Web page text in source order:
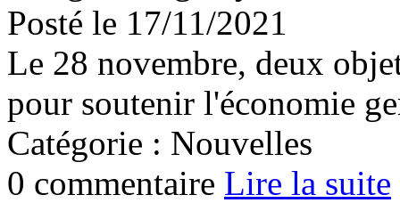
Posté le 17/11/2021
Le 28 novembre, deux
pour soutenir l'économie
Catégorie : Nouvelles
0 commentaire Lire la suite